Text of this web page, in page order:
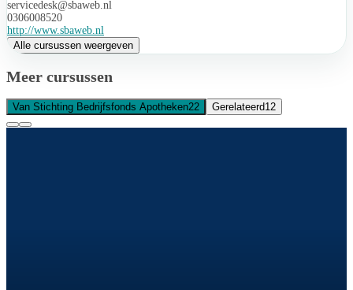
servicedesk@sbaweb.nl
0306008520
http://www.sbaweb.nl
Alle cursussen weergeven
Meer cursussen
Van Stichting Bedrijfsfonds Apotheken22 Gerelateerd12